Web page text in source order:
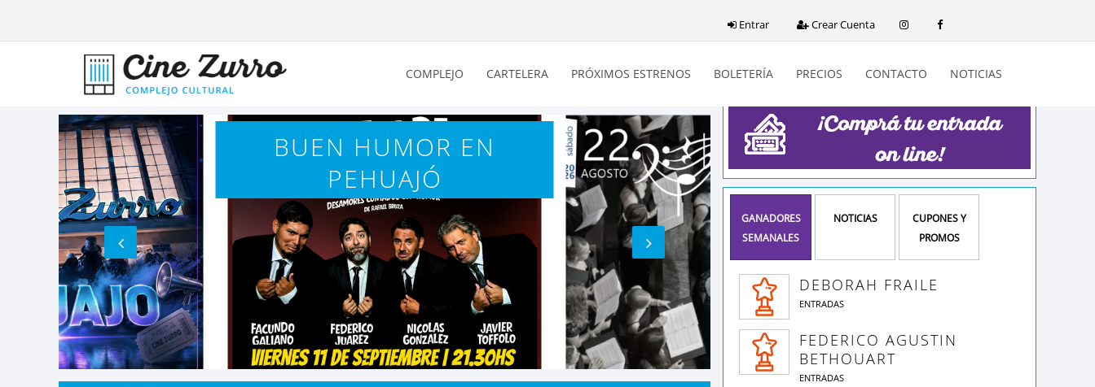
Entrar Crear Cuenta
COMPLEJO CARTELERA PRÓXIMOS ESTRENOS BOLETERÍA PRECIOS CONTACTO NOTICIAS
GANADORES
SEMANALES
NOTICIAS
CUPONES Y
PROMOS
DEBORAH FRAILE
ENTRADAS
FEDERICO AGUSTIN
BETHOUART
ENTRADAS